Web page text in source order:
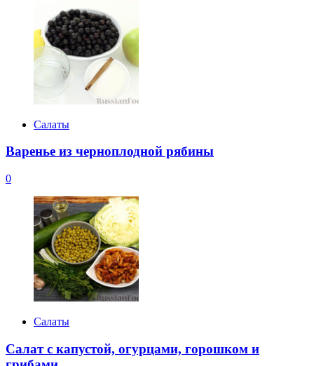
Салаты
Варенье из черноплодной рябины
0
Салаты
Салат с капустой, огурцами, горошком и